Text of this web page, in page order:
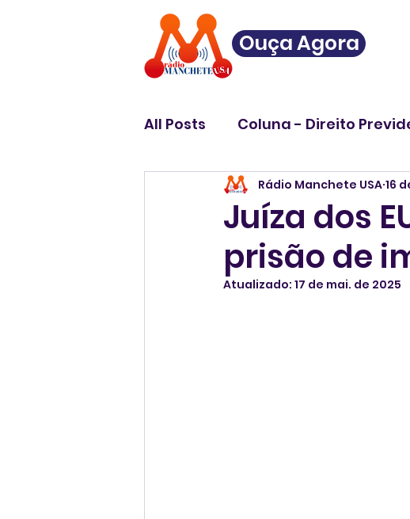
Ouça Agora
All Posts Coluna - Direito
Juíza dos
prisão de
Rádio Manchete USA 16
Atualizado: 17 de mai. de 2025